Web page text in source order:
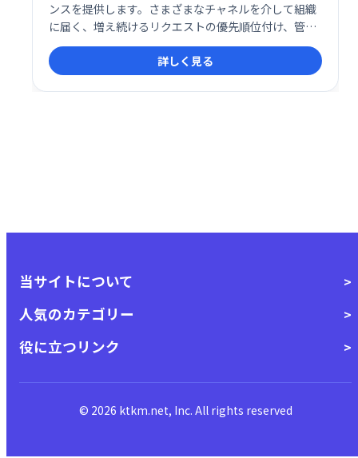
ンスを提供します。さまざまなチャネルを介して組織
に届く、増え続けるリクエストの優先順位付け、管
理、終了。サポート知識ベースを構築して公開しま
す。
詳しく見る
当サイトについて
人気のカテゴリー
役に立つリンク
© 2026 ktkm.net, Inc. All rights reserved